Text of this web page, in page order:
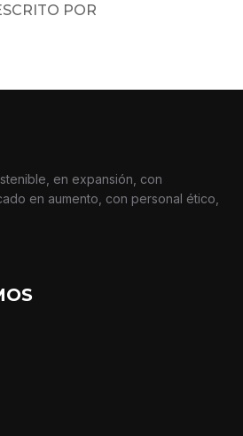
POR
en expansión, con
en aumento, con personal ético,